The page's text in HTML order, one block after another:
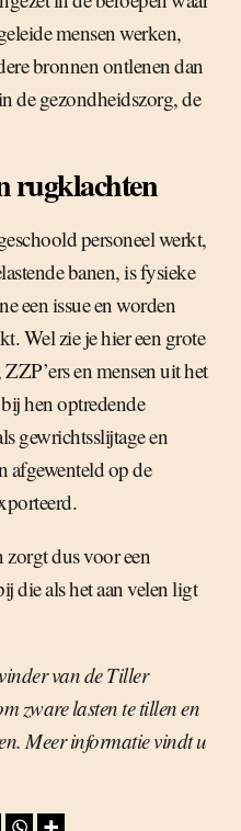
mensen werken,
bronnen ontlenen dan
de gezondheidszorg, de
rugklachten
personeel werkt,
banen, is fysieke
een issue en worden
Wel zie je hier een grote
en mensen uit het
hen optredende
gewrichtsslijtage en
afgewenteld op de
zorgt dus voor een
die als het aan velen ligt
van de Tiller
zware lasten te tillen en
Meer informatie vindt u